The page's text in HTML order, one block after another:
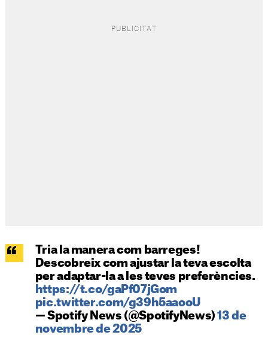
Tria la manera com barreges!
Descobreix com ajustar la teva escolta
per adaptar-la a les teves preferències.
https://t.co/gaPf07jGom
pic.twitter.com/g39h5aaooU
— Spotify News (@SpotifyNews)13 de
novembre de 2025